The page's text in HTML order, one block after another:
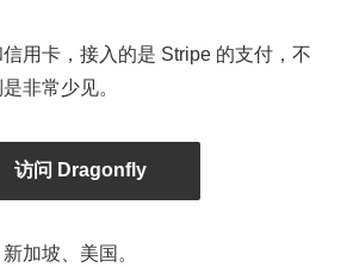
用卡，接入的是 Stripe 的支付，不
非常少见。
访问 Dragonfly
加坡、美国。